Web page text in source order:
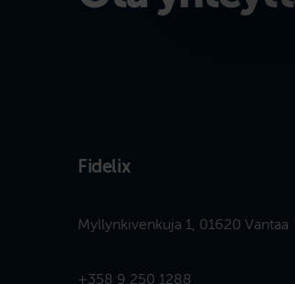
Fidelix
Myllynkivenkuja 1, 01620 Vantaa
+358 9 250 1288